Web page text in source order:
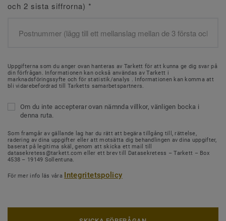
och 2 sista siffrorna) *
Uppgifterna som du anger ovan hanteras av Tarkett för att kunna ge dig svar på
din förfrågan. Informationen kan också användas av Tarkett i
marknadsföringssyfte och för statistik/analys . Informationen kan komma att
bli vidarebefordrad till Tarketts samarbetspartners.
Om du inte accepterar ovan nämnda villkor, vänligen bocka i
denna ruta.
Som framgår av gällande lag har du rätt att begära tillgång till, rättelse,
radering av dina uppgifter eller att motsätta dig behandlingen av dina uppgifter,
baserat på legitima skäl, genom att skicka ett mail till
datasekretess@tarkett.com eller ett brev till Datasekretess – Tarkett – Box
4538 – 19149 Sollentuna.
För mer info läs våra Integritetspolicy